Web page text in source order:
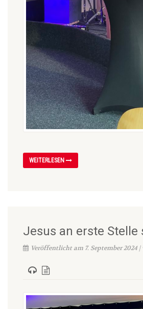
WEITERLESEN
Jesus an erste Stelle
Veröffentlicht am 7. September 2024 |